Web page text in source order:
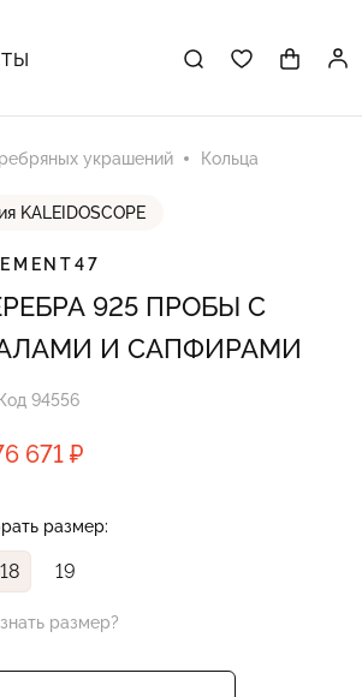
украшений Кольца
KALEIDOSCOPE
925 ПРОБЫ С
И САПФИРАМИ
Код 94556
671 ₽
размер:
18 19
размер?